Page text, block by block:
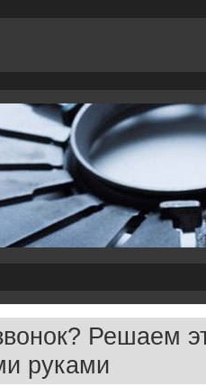
Решаем
руками